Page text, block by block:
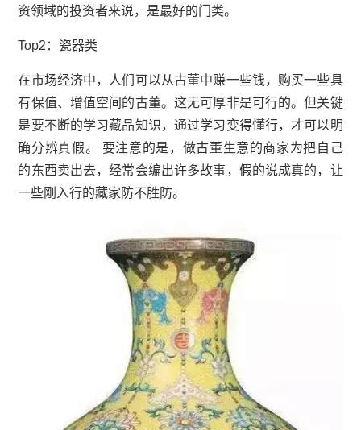
资领域的投资者来说，是最好的门类。
Top2：瓷器类
在市场经济中，人们可以从古董中赚一些钱，购买一些具
有保值、增值空间的古董。这无可厚非是可行的。但关键
是要不断的学习藏品知识，通过学习变得懂行，才可以明
确分辨真假。 要注意的是，做古董生意的商家为把自己
的东西卖出去，经常会编出许多故事，假的说成真的，让
一些刚入行的藏家防不胜防。